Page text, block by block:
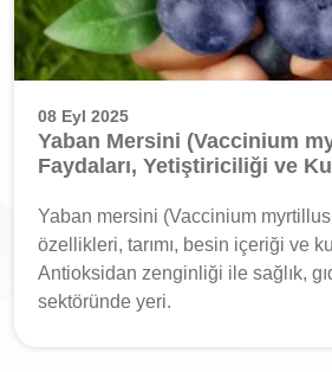
08 Eyl 2025
Yaban Mersini (Vaccinium
Faydaları, Yetiştiriciliği ve
Yaban mersini (Vaccinium
özellikleri, tarımı, besin içeriği ve
Antioksidan zenginliği ile sağlık,
sektöründe yeri.